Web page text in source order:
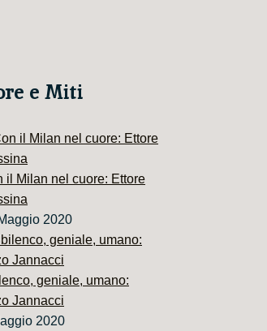
e Miti
il Milan nel cuore: Ettore
2020
geniale, umano:
Jannacci
2020